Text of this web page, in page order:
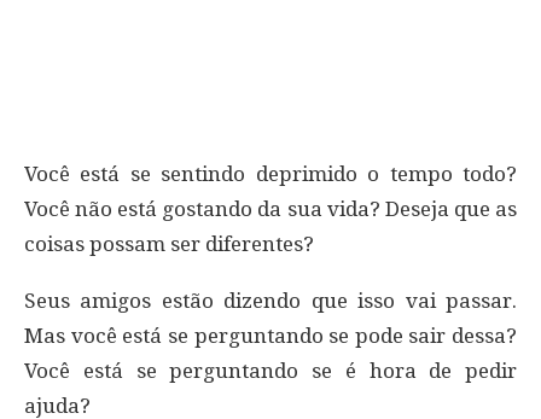
Você está se sentindo deprimido o tempo todo?
Você não está gostando da sua vida? Deseja que as
coisas possam ser diferentes?
Seus amigos estão dizendo que isso vai passar.
Mas você está se perguntando se pode sair dessa?
Você está se perguntando se é hora de pedir
ajuda?